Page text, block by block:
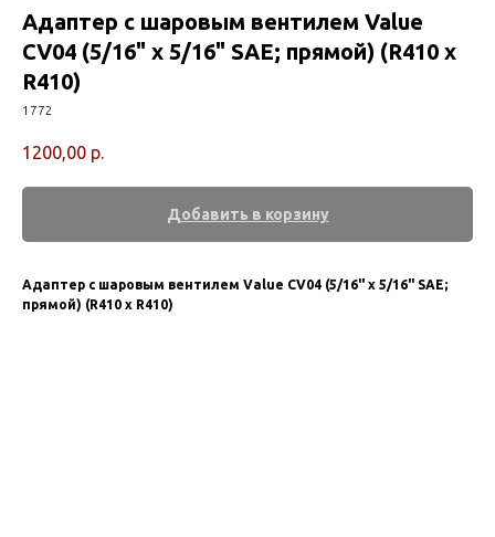
Адаптер с шаровым вентилем Value
СV04 (5/16" х 5/16" SAE; прямой) (R410 x
R410)
1772
1200,00 р.
Добавить в корзину
Адаптер с шаровым вентилем Value СV04 (5/16" х 5/16" SAE;
прямой) (R410 x R410)